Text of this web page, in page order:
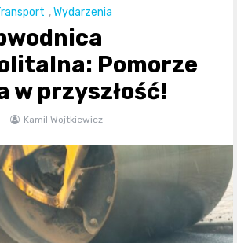
,Wydarzenia
Pomorze
w przyszłość!
Kamil Wojtkiewicz